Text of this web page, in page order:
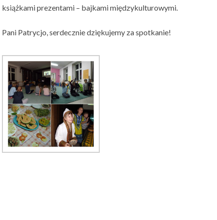
książkami prezentami – bajkami międzykulturowymi.
Pani Patrycjo, serdecznie dziękujemy za spotkanie!